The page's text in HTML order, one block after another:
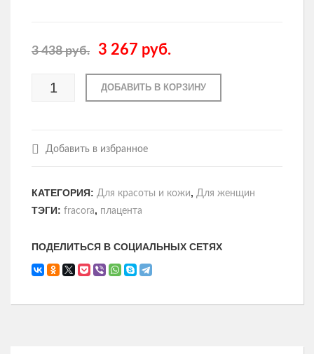
3 438руб. 3 267 руб.
ДОБАВИТЬ В КОРЗИНУ
Добавить в избранное
КАТЕГОРИЯ: Для красоты и кожи, Для женщин
ТЭГИ: fracora, плацента
ПОДЕЛИТЬСЯ В СОЦИАЛЬНЫХ СЕТЯХ